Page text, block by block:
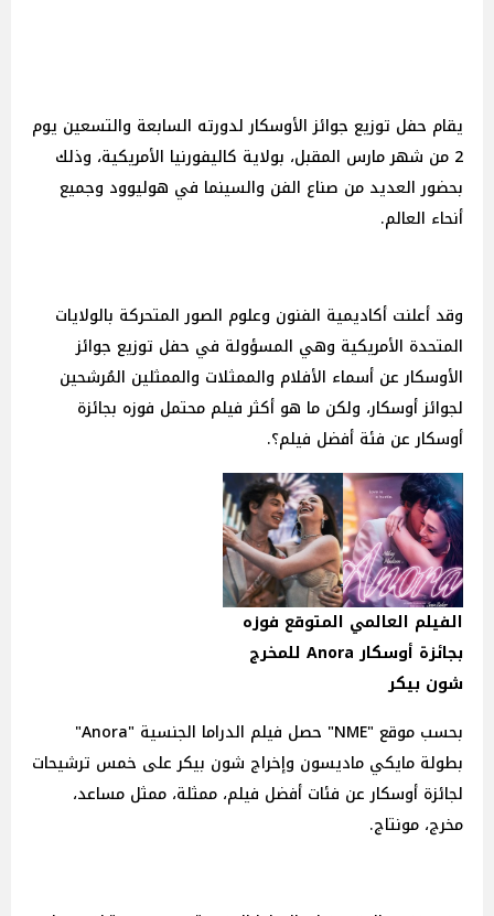
يقام حفل توزيع جوائز الأوسكار لدورته السابعة والتسعين يوم
2 من شهر مارس المقبل، بولاية كاليفورنيا الأمريكية، وذلك
بحضور العديد من صناع الفن والسينما في هوليوود وجميع
أنحاء العالم.
وقد أعلنت أكاديمية الفنون وعلوم الصور المتحركة بالولايات
المتحدة الأمريكية وهي المسؤولة في حفل توزيع جوائز
الأوسكار عن أسماء الأفلام والممثلات والممثلين المُرشحين
لجوائز أوسكار، ولكن ما هو أكثر فيلم محتمل فوزه بجائزة
أوسكار عن فئة أفضل فيلم؟.
الفيلم العالمي المتوقع فوزه
بجائزة أوسكار Anora للمخرج
شون بيكر
بحسب موقع "NME" حصل فيلم الدراما الجنسية "Anora"
بطولة مايكي ماديسون وإخراج شون بيكر على خمس ترشيحات
لجائزة أوسكار عن فئات أفضل فيلم، ممثلة، ممثل مساعد،
مخرج، مونتاج.